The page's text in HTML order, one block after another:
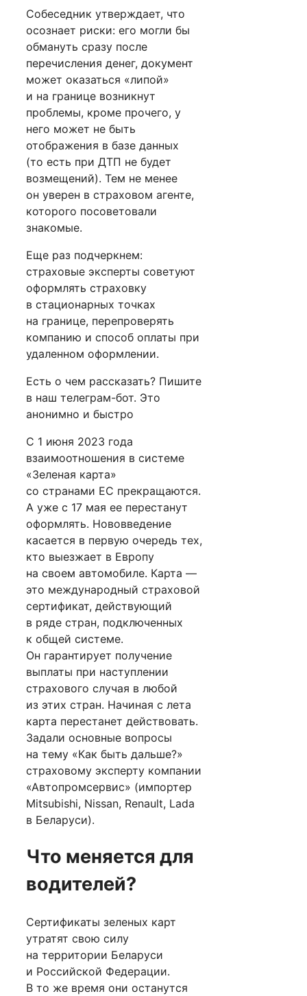
Собеседник утверждает, что
осознает риски: его могли бы
обмануть сразу после
перечисления денег, документ
может оказаться «липой»
и на границе возникнут
проблемы, кроме прочего, у
него может не быть
отображения в базе данных
(то есть при ДТП не будет
возмещений). Тем не менее
он уверен в страховом агенте,
которого посоветовали
знакомые.
Еще раз подчеркнем:
страховые эксперты советуют
оформлять страховку
в стационарных точках
на границе, перепроверять
компанию и способ оплаты при
удаленном оформлении.
Есть о чем рассказать? Пишите
в наш телеграм-бот. Это
анонимно и быстро
С 1 июня 2023 года
взаимоотношения в системе
«Зеленая карта»
со странами ЕС прекращаются.
А уже с 17 мая ее перестанут
оформлять. Нововведение
касается в первую очередь тех,
кто выезжает в Европу
на своем автомобиле. Карта —
это международный страховой
сертификат, действующий
в ряде стран, подключенных
к общей системе.
Он гарантирует получение
выплаты при наступлении
страхового случая в любой
из этих стран. Начиная с лета
карта перестанет действовать.
Задали основные вопросы
на тему «Как быть дальше?»
страховому эксперту компании
«Автопромсервис» (импортер
Mitsubishi, Nissan, Renault, Lada
в Беларуси).
Что меняется для
водителей?
Сертификаты зеленых карт
утратят свою силу
на территории Беларуси
и Российской Федерации.
В то же время они останутся